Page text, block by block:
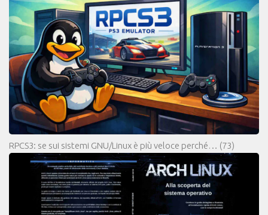
RPCS3: se sui sistemi GNU/Linux è più veloce perché… (73)